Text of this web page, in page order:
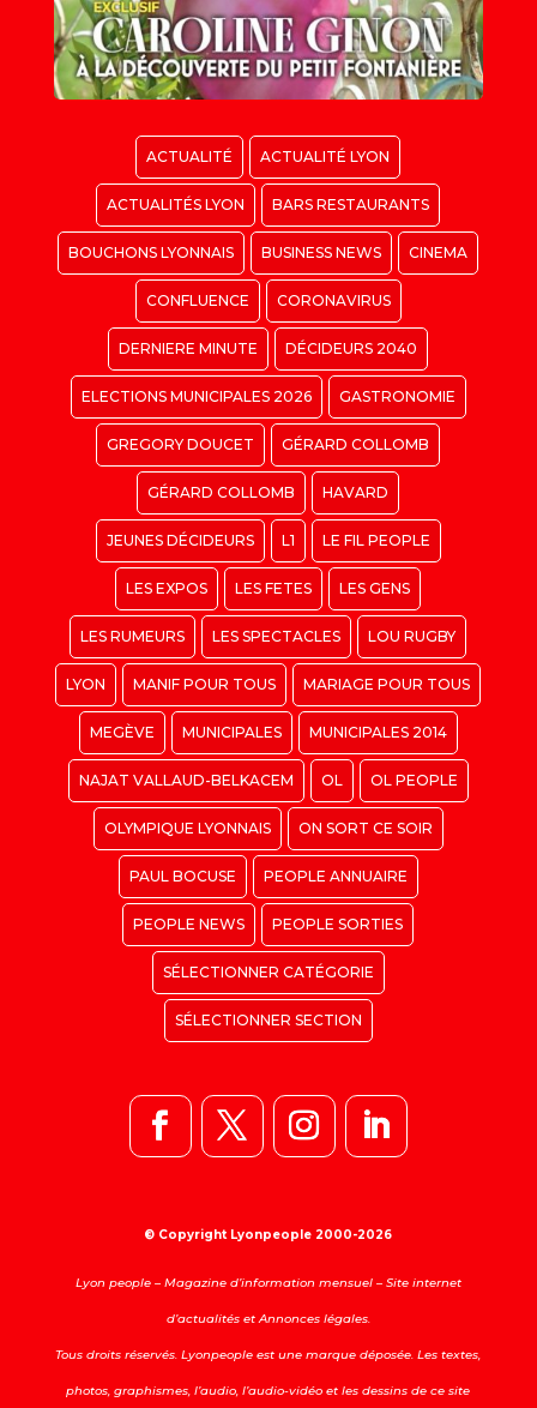
ACTUALITÉ ACTUALITÉ LYON
ACTUALITÉS LYON BARS RESTAURANTS
BOUCHONS LYONNAIS BUSINESS NEWS CINEMA
CONFLUENCE CORONAVIRUS
DERNIERE MINUTE DÉCIDEURS 2040
ELECTIONS MUNICIPALES 2026 GASTRONOMIE
GREGORY DOUCET GÉRARD COLLOMB
GÉRARD COLLOMB HAVARD
JEUNES DÉCIDEURS L1 LE FIL PEOPLE
LES EXPOS LES FETES LES GENS
LES RUMEURS LES SPECTACLES LOU RUGBY
LYON MANIF POUR TOUS MARIAGE POUR TOUS
MEGÈVE MUNICIPALES MUNICIPALES 2014
NAJAT VALLAUD-BELKACEM OL OL PEOPLE
OLYMPIQUE LYONNAIS ON SORT CE SOIR
PAUL BOCUSE PEOPLE ANNUAIRE
PEOPLE NEWS PEOPLE SORTIES
SÉLECTIONNER CATÉGORIE
SÉLECTIONNER SECTION
© Copyright Lyonpeople 2000-2026
Lyon people – Magazine d’information mensuel – Site internet
d’actualités et Annonces légales.
Tous droits réservés. Lyonpeople est une marque déposée. Les textes,
photos, graphismes, l’audio, l’audio-vidéo et les dessins de ce site